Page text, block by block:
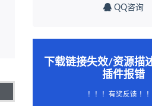
QQ咨询
下载链接失效/资源描
插件报错
！！！有奖反馈 ！！